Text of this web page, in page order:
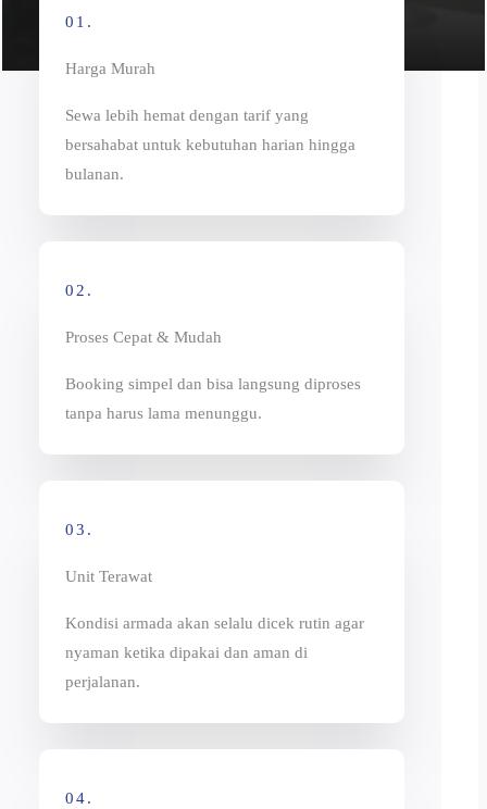
01.
Harga Murah
Sewa lebih hemat dengan tarif yang
bersahabat untuk kebutuhan harian hingga
bulanan.
02.
Proses Cepat & Mudah
Booking simpel dan bisa langsung diproses
tanpa harus lama menunggu.
03.
Unit Terawat
Kondisi armada akan selalu dicek rutin agar
nyaman ketika dipakai dan aman di
perjalanan.
04.